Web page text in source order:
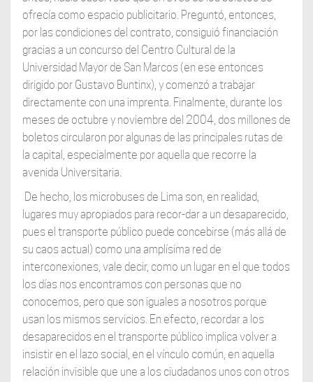
ofrecía como espacio publicitario. Preguntó, entonces,
por las condiciones del contrato, consiguió financiación
gracias a un concurso del Centro Cultural de la
Universidad Mayor de San Marcos (en ese entonces
dirigido por Gustavo Buntinx), y comenzó a trabajar
directamente con una imprenta. Finalmente, durante los
meses de octubre y noviembre del 2004, dos millones de
boletos circularon por algunas de las principales rutas de
la capital, especialmente por aquella que recorre la
avenida Universitaria.
De hecho, los microbuses de Lima son, en realidad,
lugares muy apropiados para recor-dar a un desaparecido,
pues el transporte público puede concebirse (más allá de
su caos actual) como una amplísima red de
interconexiones, vale decir, como un lugar en el que todos
los días nos encontramos con personas que no
conocemos, pero que son iguales a nosotros porque
usan los mismos servicios. En efecto, recordar a los
desaparecidos en el transporte público implica volver a
insistir en el lazo social, en el vínculo común, en aquella
relación invisible que une a los ciudadanos unos con otros